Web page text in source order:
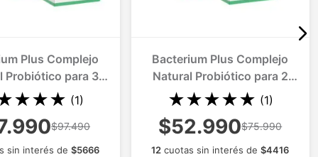
Plus Complejo
Probiótico para 3
Meses
★★★ (1)
$97.490
sin interés de$5666
Bacterium Plus Complejo
Natural Probiótico para 2
Meses
★★★★★ (1)
$52.990$75.990
12 cuotas sin interés de$4416